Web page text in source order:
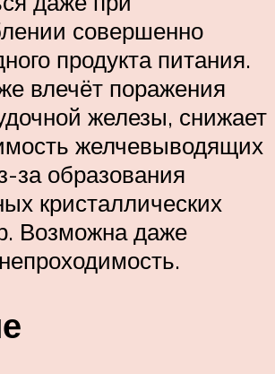
совершенно
продукта питания.
влечёт поражения
железы, снижает
желчевыводящих
за образования
кристаллических
Возможна даже